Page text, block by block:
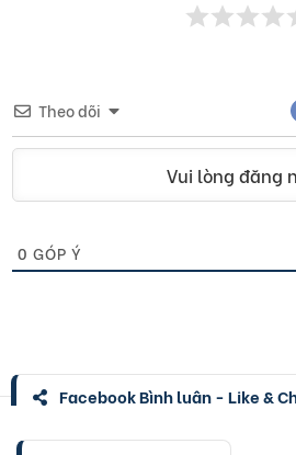
Theo dõi
Vui lòng đăng
0 GÓP Ý
Facebook Bình luận - Like &